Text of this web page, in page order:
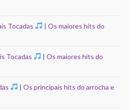
Tocadas
| Os maiores hits do
Tocadas
| Os maiores hits do
| Os principais hits do arrocha e